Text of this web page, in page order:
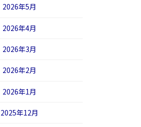
2026年5月
2026年4月
2026年3月
2026年2月
2026年1月
2025年12月